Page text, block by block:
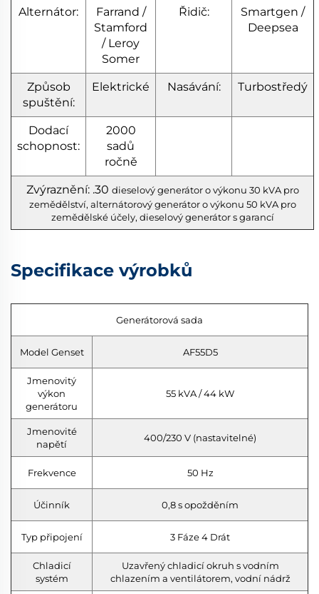
Alternátor:
Farrand /
Stamford
/ Leroy
Somer
Řidič:
Smartgen /
Deepsea
Způsob
spuštění:
Elektrické Nasávání: Turbostředý
Dodací
schopnost:
2000
sadů
ročně
Zvýraznění: .30 dieselový generátor o výkonu 30 kVA pro
zemědělství, alternátorový generátor o výkonu 50 kVA pro
zemědělské účely, dieselový generátor s garancí
Specifikace výrobků
Generátorová sada
Model Genset AF55D5
Jmenovitý
výkon
generátoru
55 kVA / 44 kW
Jmenovité
napětí
400/230 V (nastavitelné)
Frekvence 50 Hz
Účinník 0,8 s opožděním
Typ připojení 3 Fáze 4 Drát
Chladicí
systém
Uzavřený chladicí okruh s vodním
chlazením a ventilátorem, vodní nádrž